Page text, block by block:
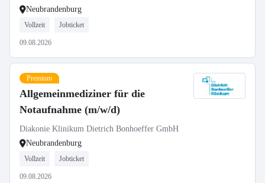
Neubrandenburg
Vollzeit Jobticket
09.08.2026
Premium
Allgemeinmediziner für die
Notaufnahme (m/w/d)
Diakonie Klinikum Dietrich Bonhoeffer GmbH
Neubrandenburg
Vollzeit Jobticket
09.08.2026